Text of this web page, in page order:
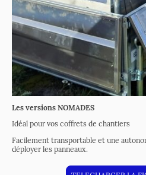
Les versions NOMADES
Idéal pour vos coffrets de chantiers
Facilement transportable et une
déployer les panneaux.